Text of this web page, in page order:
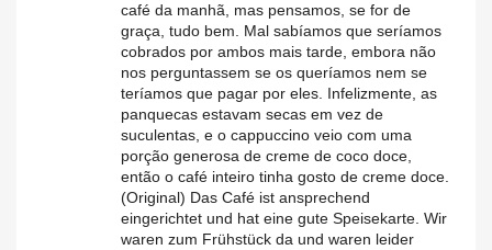
café da manhã, mas pensamos, se for de
graça, tudo bem. Mal sabíamos que seríamos
cobrados por ambos mais tarde, embora não
nos perguntassem se os queríamos nem se
teríamos que pagar por eles. Infelizmente, as
panquecas estavam secas em vez de
suculentas, e o cappuccino veio com uma
porção generosa de creme de coco doce,
então o café inteiro tinha gosto de creme doce.
(Original) Das Café ist ansprechend
eingerichtet und hat eine gute Speisekarte. Wir
waren zum Frühstück da und waren leider